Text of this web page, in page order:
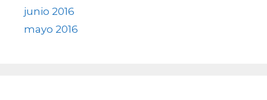
junio 2016
mayo 2016